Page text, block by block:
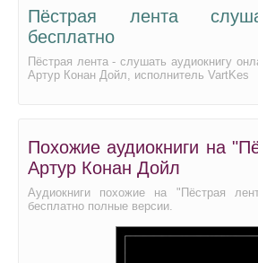
Пёстрая лента
бесплатно
Пёстрая лента - слушать аудиокнигу
Артур Конан Дойл, исполнитель VartKes
Похожие аудиокниги на
Артур Конан Дойл
Аудиокниги похожие на "Пёстрая
бесплатно полные версии.